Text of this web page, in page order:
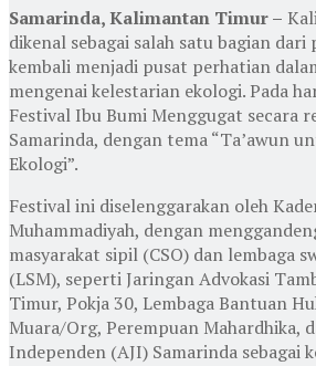
Samarinda, Kalimantan Timur –
dikenal sebagai salah satu bagian
kembali menjadi pusat perhatian
mengenai kelestarian ekologi. Pada
Festival Ibu Bumi Menggugat secara
Samarinda, dengan tema “Ta’awun
Ekologi”.
Festival ini diselenggarakan oleh
Muhammadiyah, dengan
masyarakat sipil (CSO) dan lembaga
(LSM), seperti Jaringan Advokasi
Timur, Pokja 30, Lembaga Bantuan
Muara/Org, Perempuan Mahardhika,
Independen (AJI) Samarinda sebagai